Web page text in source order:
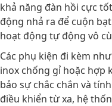
khả năng đàn hồi cực
động nhả ra để cuộn
hoạt động tự động vô
Các phụ kiện đi kèm
inox chống gỉ hoặc hợp
bảo sự chắc chắn và
điều khiển từ xa, hệ